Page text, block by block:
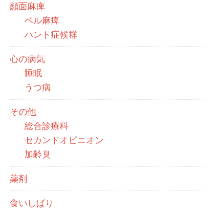
顔面麻痺
ベル麻痺
ハント症候群
心の病気
睡眠
うつ病
その他
総合診療科
セカンドオピニオン
加齢臭
薬剤
食いしばり